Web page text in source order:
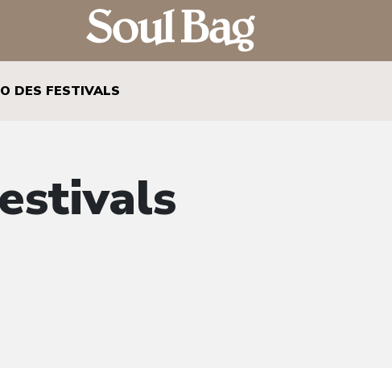
DES FESTIVALS